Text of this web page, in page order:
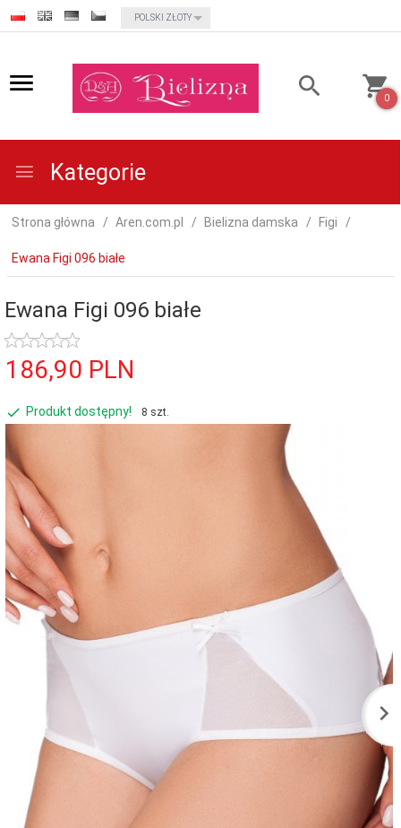
currency_h
POLSKI ZŁOTY
0
Kategorie
Strona główna Aren.com.pl Bielizna damska Figi
Ewana Figi 096 białe
Ewana Figi 096 białe
186,90 PLN
Produkt dostępny! 8 szt.